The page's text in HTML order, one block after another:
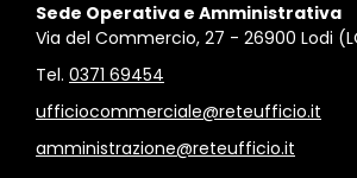
Sede Operativa e Amministrativa
Via del Commercio, 27 - 26900 Lodi
Tel. 0371 69454
ufficiocommerciale@reteufficio.it
amministrazione@reteufficio.it